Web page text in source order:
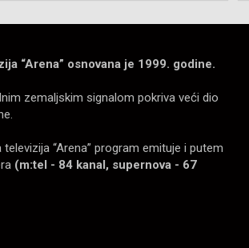
“Arena” osnovana je 1999. godine.
zemaljskim signalom pokriva veći dio
“Arena” program emituje i putem
(m:tel - 84 kanal, supernova - 67